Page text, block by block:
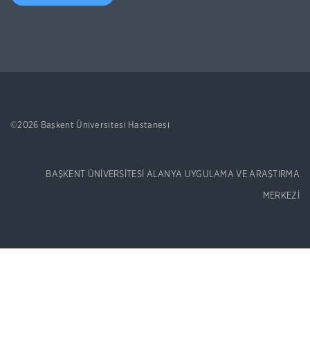
©2026 Başkent Üniversitesi Hastanesi
BAŞKENT ÜNİVERSİTESİ ALANYA UYGULAMA VE ARAŞTIRMA
MERKEZİ